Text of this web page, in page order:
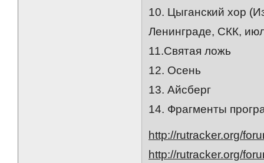
10. Цыганский хор
Ленинграде, СКК,
11.Святая ложь
12. Осень
13. Айсберг
14. Фрагменты
http://rutracker.org/
http://rutracker.org/